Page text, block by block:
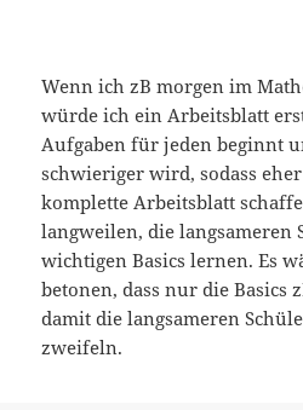
Wenn ich zB morgen im
würde ich ein Arbeitsblatt
Aufgaben für jeden beginnt
schwieriger wird, sodass
komplette Arbeitsblatt
langweilen, die langsameren
wichtigen Basics lernen. Es
betonen, dass nur die Basics
damit die langsameren
zweifeln.